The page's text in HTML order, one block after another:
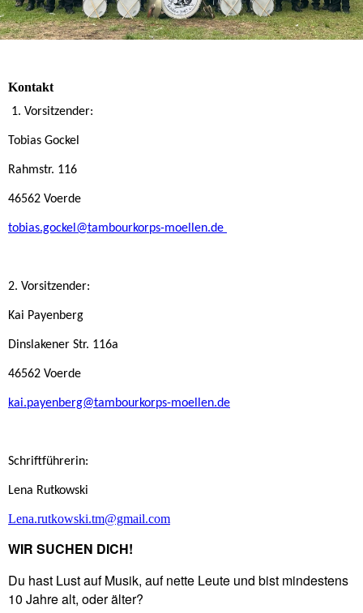
Kontakt
1. Vorsitzender:
Tobias Gockel
Rahmstr. 116
46562 Voerde
tobias.gockel@tambourkorps-moellen.de
2. Vorsitzender:
Kai Payenberg
Dinslakener Str. 116a
46562 Voerde
kai.payenberg@tambourkorps-moellen.de
Schriftführerin:
Lena Rutkowski
Lena.rutkowski.tm@gmail.com
WIR SUCHEN DICH!
Du hast Lust auf Musik, auf nette Leute und bist mindestens
10 Jahre alt, oder älter?